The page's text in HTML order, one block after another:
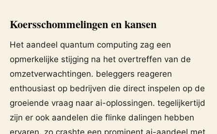
Koersschommelingen en kansen
Het aandeel quantum computing zag een
opmerkelijke stijging na het overtreffen van de
omzetverwachtingen. beleggers reageren
enthousiast op bedrijven die direct inspelen op de
groeiende vraag naar ai-oplossingen. tegelijkertijd
zijn er ook aandelen die flinke dalingen hebben